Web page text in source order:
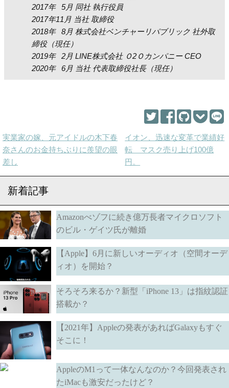
2017年 5月 同社 執行役員
2017年11月 当社 取締役
2018年 8月 株式会社ベンチャーリパブリック 社外取
締役（現任）
2019年 2月 LINE株式会社 Ｏ2Ｏカンパニー CEO
2020年 6月 当社 代表取締役社長（現任）
実業家の嫁、元アイドルの木下春
奈さんのお金持ちぶりに羨望の眼
差し
イオン、迅速な変革で業績好
転 マスク売り上げ100億
円。
新着記事
Amazonべゾフに続き億万長者マイクロソフト
のビル・ゲイツ氏が離婚
【Apple】6月に新しいオーディオ（空間オーデ
ィオ）を開始？
そろそろ来るか？新型「iPhone 13」は指紋認証
搭載か？
【2021年】Appleの発表があればGalaxyもすぐ
そこに！
AppleのM1って一体なんなのか？今回発表され
たiMacも激安だったけど？